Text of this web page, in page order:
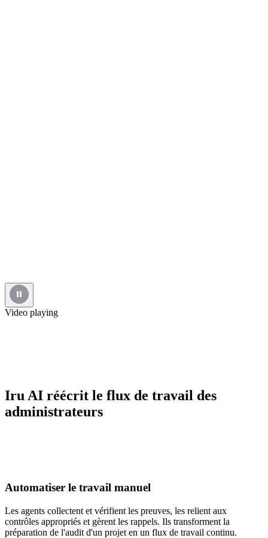
Video playing
Iru AI réécrit le flux de travail des
administrateurs
Automatiser le travail manuel
Les agents collectent et vérifient les preuves, les relient aux
contrôles appropriés et gèrent les rappels. Ils transforment la
préparation de l'audit d'un projet en un flux de travail continu.